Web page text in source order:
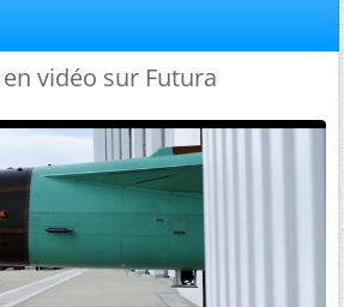
vidéo sur Futura